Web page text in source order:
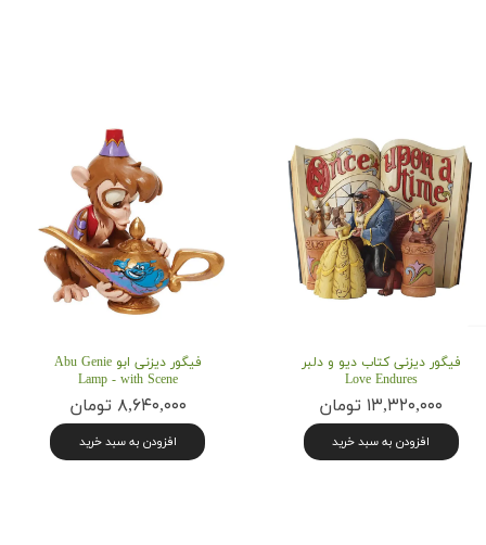
فیگور دیزنی کتاب دیو و دلبر
Love Endures
۱۳,۳۲۰,۰۰۰ تومان
افزودن به سبد خرید
فیگور دیزنی ابو Abu Genie
Lamp - with Scene
۸,۶۴۰,۰۰۰ تومان
افزودن به سبد خرید